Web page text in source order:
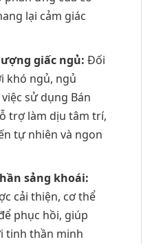
lại cảm giác
giấc ngủ: Đối
khó ngủ, ngủ
sử dụng Bán
trợ làm dịu tâm trí,
tự nhiên và ngon
sảng khoái:
cải thiện, cơ thể
phục hồi, giúp
tinh thần minh